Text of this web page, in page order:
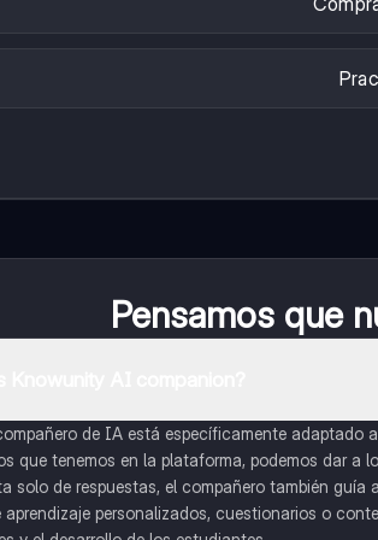
Pensamos que
de IA está específicamente adaptado
que tenemos en la plataforma, podemos dar a
solo de respuestas, el compañero también
aprendizaje personalizados, cuestionarios o